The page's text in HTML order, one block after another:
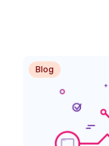
Blog